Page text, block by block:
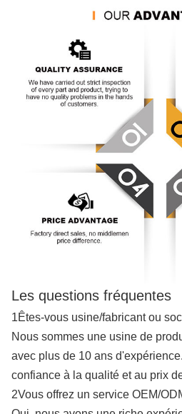
Les questions fréquentes
1Êtes-vous usine/fabricant ou
Nous sommes une usine de
avec plus de 10 ans
confiance à la qualité et au prix
2Vous offrez un service OEM/